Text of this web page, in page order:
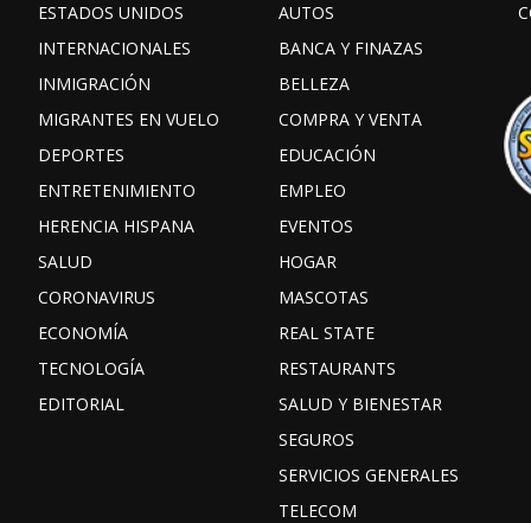
ESTADOS UNIDOS
INTERNACIONALES
INMIGRACIÓN
MIGRANTES EN VUELO
DEPORTES
ENTRETENIMIENTO
HERENCIA HISPANA
SALUD
CORONAVIRUS
ECONOMÍA
TECNOLOGÍA
EDITORIAL
AUTOS
BANCA Y FINAZAS
BELLEZA
COMPRA Y VENTA
EDUCACIÓN
EMPLEO
EVENTOS
HOGAR
MASCOTAS
REAL STATE
RESTAURANTS
SALUD Y BIENESTAR
SEGUROS
SERVICIOS GENERALES
TELECOM